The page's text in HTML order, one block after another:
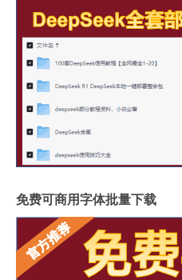
免费可商用字体批量下载